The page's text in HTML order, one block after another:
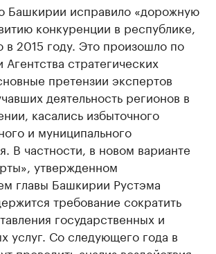
Башкирии исправило «дорожную
конкуренции в республике,
в 2015 году. Это произошло по
стратегических
претензии экспертов
деятельность регионов в
касались избыточного
и муниципального
В частности, в новом варианте
утвержденном
главы Башкирии Рустэма
требование сократить
государственных и
услуг. Со следующего года в